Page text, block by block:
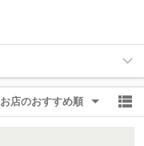
お店のおすすめ順